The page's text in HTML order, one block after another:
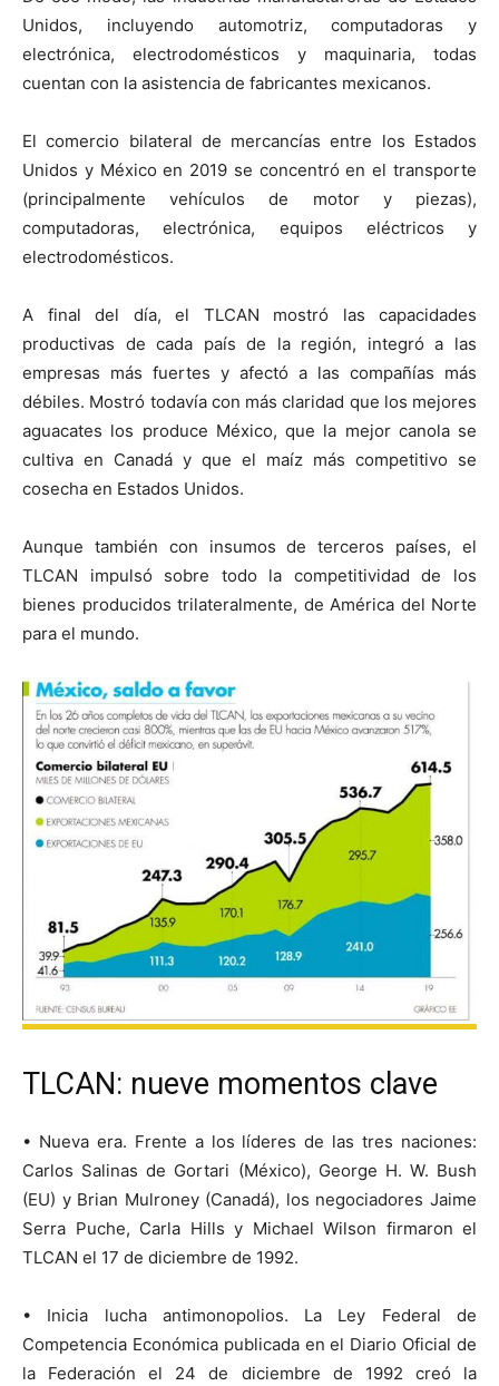
Unidos, incluyendo automotriz, computadoras y
electrónica, electrodomésticos y maquinaria, todas
cuentan con la asistencia de fabricantes mexicanos.
El comercio bilateral de mercancías entre los Estados
Unidos y México en 2019 se concentró en el transporte
(principalmente vehículos de motor y piezas),
computadoras, electrónica, equipos eléctricos y
electrodomésticos.
A final del día, el TLCAN mostró las capacidades
productivas de cada país de la región, integró a las
empresas más fuertes y afectó a las compañías más
débiles. Mostró todavía con más claridad que los mejores
aguacates los produce México, que la mejor canola se
cultiva en Canadá y que el maíz más competitivo se
cosecha en Estados Unidos.
Aunque también con insumos de terceros países, el
TLCAN impulsó sobre todo la competitividad de los
bienes producidos trilateralmente, de América del Norte
para el mundo.
TLCAN: nueve momentos clave
• Nueva era. Frente a los líderes de las tres naciones:
Carlos Salinas de Gortari (México), George H. W. Bush
(EU) y Brian Mulroney (Canadá), los negociadores Jaime
Serra Puche, Carla Hills y Michael Wilson firmaron el
TLCAN el 17 de diciembre de 1992.
• Inicia lucha antimonopolios. La Ley Federal de
Competencia Económica publicada en el Diario Oficial de
la Federación el 24 de diciembre de 1992 creó la